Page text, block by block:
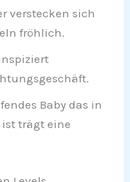
verstecken sich
fröhlich.
Baby das in
ist trägt eine